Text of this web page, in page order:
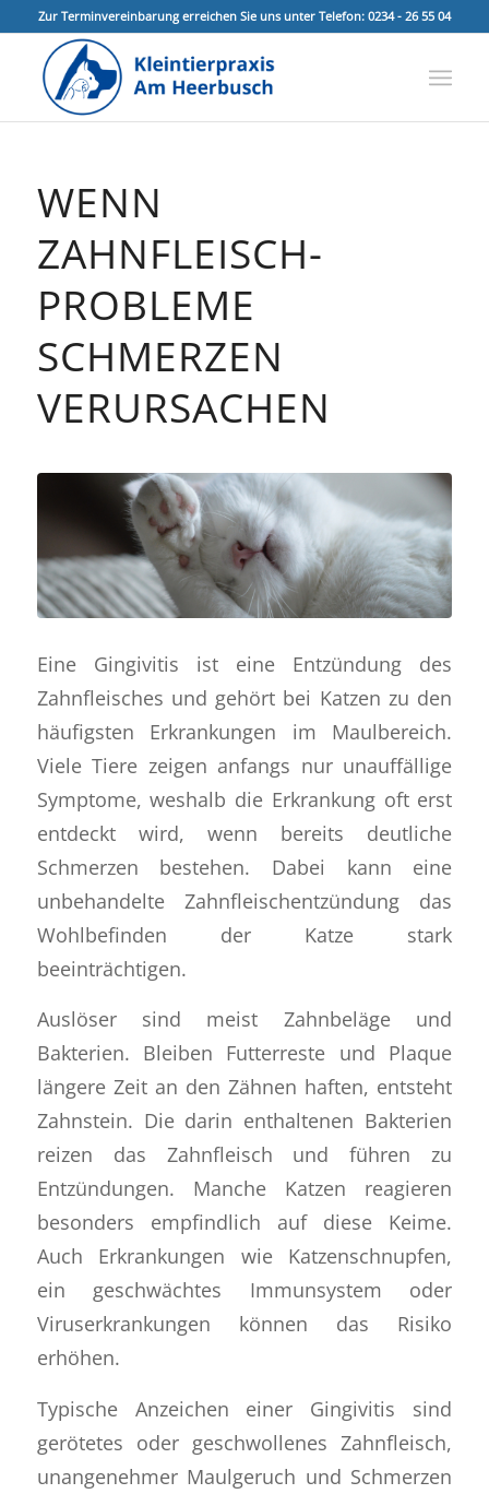
Zur Terminvereinbarung erreichen Sie uns unter Telefon: 0234 - 26 55 04
WENN
ZAHNFLEISCH-
PROBLEME
SCHMERZEN
VERURSACHEN
Eine Gingivitis ist eine Entzündung des
Zahnfleisches und gehört bei Katzen zu den
häufigsten Erkrankungen im Maulbereich.
Viele Tiere zeigen anfangs nur unauffällige
Symptome, weshalb die Erkrankung oft erst
entdeckt wird, wenn bereits deutliche
Schmerzen bestehen. Dabei kann eine
unbehandelte Zahnfleischentzündung das
Wohlbefinden der Katze stark
beeinträchtigen.
Auslöser sind meist Zahnbeläge und
Bakterien. Bleiben Futterreste und Plaque
längere Zeit an den Zähnen haften, entsteht
Zahnstein. Die darin enthaltenen Bakterien
reizen das Zahnfleisch und führen zu
Entzündungen. Manche Katzen reagieren
besonders empfindlich auf diese Keime.
Auch Erkrankungen wie Katzenschnupfen,
ein geschwächtes Immunsystem oder
Viruserkrankungen können das Risiko
erhöhen.
Typische Anzeichen einer Gingivitis sind
gerötetes oder geschwollenes Zahnfleisch,
unangenehmer Maulgeruch und Schmerzen